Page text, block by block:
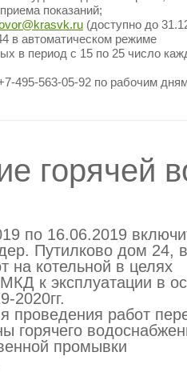
показаний;
(доступно до
в автоматическом режиме
в период с 15 по 25 число
495-563-05-92 по рабочим
горячей
по 16.06.2019
Путилково дом 24,
на котельной в целях
к эксплуатации в
2020гг.
проведения работ
горячего
промывки